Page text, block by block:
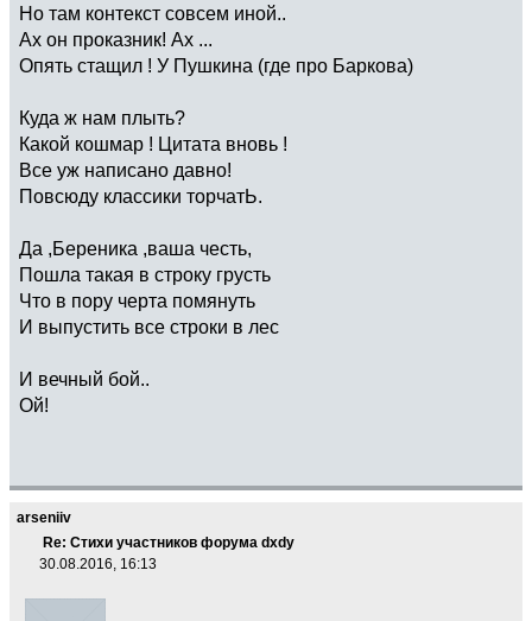
Но там контекст совсем иной..
Ах он проказник! Ах ...
Опять стащил ! У Пушкина (где про Баркова)
Куда ж нам плыть?
Какой кошмар ! Цитата вновь !
Все уж написано давно!
Повсюду классики торчатЬ.
Да ,Береника ,ваша честь,
Пошла такая в строку грусть
Что в пору черта помянуть
И выпустить все строки в лес
И вечный бой..
Ой!
arseniiv
Re: Стихи участников форума dxdy
30.08.2016, 16:13